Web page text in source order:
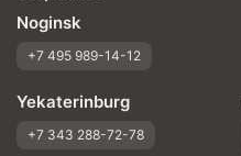
Noginsk
+7 495 989-14-12
Yekaterinburg
+7 343 288-72-78